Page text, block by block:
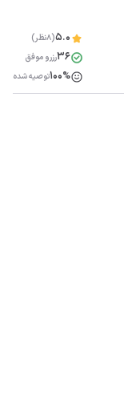
5.0(8نظر)
36رزرو موفق
100%توصیه شده